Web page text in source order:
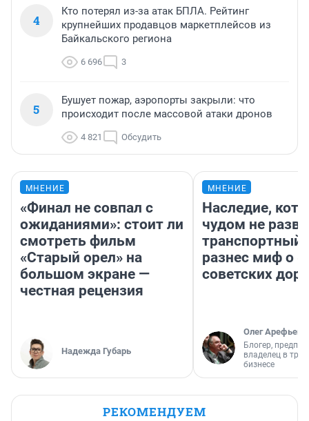
4
Кто потерял из-за атак БПЛА. Рейтинг
крупнейших продавцов маркетплейсов из
Байкальского региона
6 696 3
5
Бушует пожар, аэропорты закрыли: что
происходит после массовой атаки дронов
4 821 Обсудить
МНЕНИЕ
«Финал не совпал с
ожиданиями»: стоит ли
смотреть фильм
«Старый орел» на
большом экране —
честная рецензия
Надежда Губарь
МНЕНИЕ
Наследие,
чудом не
транспортный
разнес миф о
советских
Олег Арефьев
Блогер,
владелец в
бизнесе
РЕКОМЕНДУЕМ